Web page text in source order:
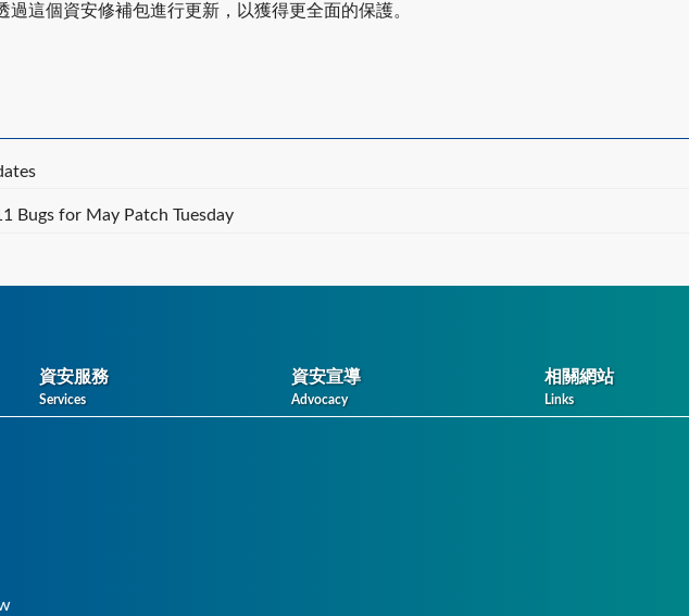
這個資安修補包進行更新，以獲得更全面的保護。
Bugs for May Patch Tuesday
資安服務
Services
資安宣導
Advocacy
相關網站
Links